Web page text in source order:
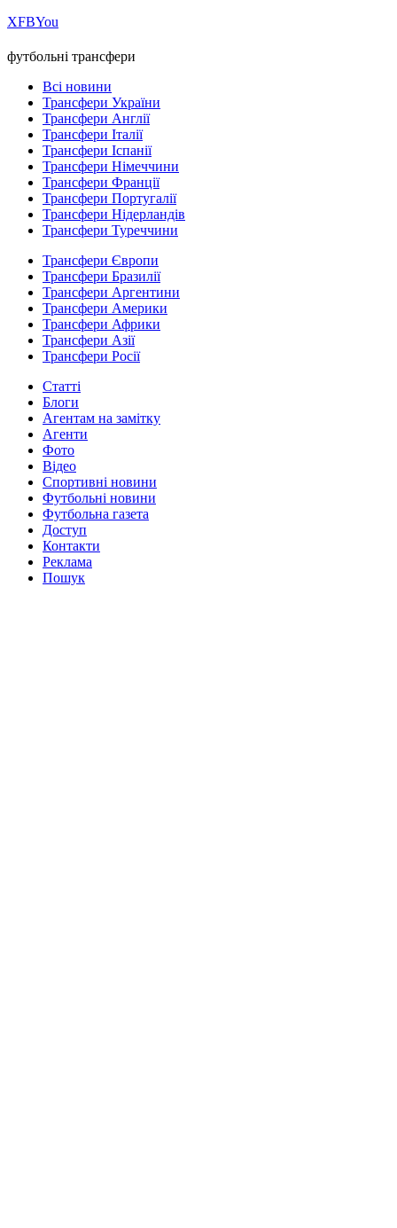
ХFBYou
футбольні трансфери
Всі новини
Трансфери України
Трансфери Англії
Трансфери Італії
Трансфери Іспанії
Трансфери Німеччини
Трансфери Франції
Трансфери Португалії
Трансфери Нідерландів
Трансфери Туреччини
Трансфери Європи
Трансфери Бразилії
Трансфери Аргентини
Трансфери Америки
Трансфери Африки
Трансфери Азії
Трансфери Росії
Статті
Блоги
Агентам на замітку
Агенти
Фото
Відео
Спортивні новини
Футбольні новини
Футбольна газета
Доступ
Контакти
Реклама
Пошук